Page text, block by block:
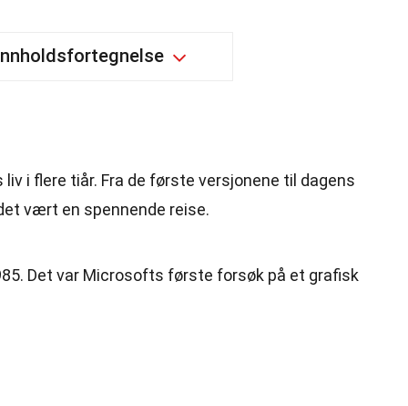
i flere tiår. Fra de første versjonene til dagens
vært en spennende reise.
Det var Microsofts første forsøk på et grafisk